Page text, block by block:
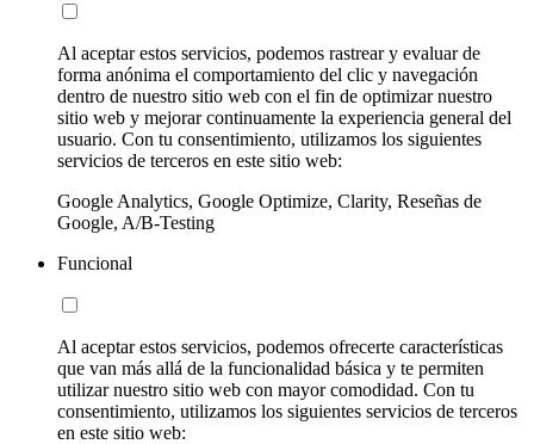
Al aceptar estos servicios, podemos rastrear y evaluar de
forma anónima el comportamiento del clic y navegación
dentro de nuestro sitio web con el fin de optimizar nuestro
sitio web y mejorar continuamente la experiencia general del
usuario. Con tu consentimiento, utilizamos los siguientes
servicios de terceros en este sitio web:
Google Analytics, Google Optimize, Clarity, Reseñas de
Google, A/B-Testing
Funcional
Al aceptar estos servicios, podemos ofrecerte características
que van más allá de la funcionalidad básica y te permiten
utilizar nuestro sitio web con mayor comodidad. Con tu
consentimiento, utilizamos los siguientes servicios de terceros
en este sitio web: